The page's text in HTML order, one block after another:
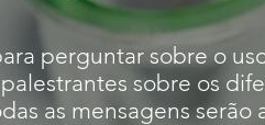
perguntar sobre o
sobre os
as mensagens serão